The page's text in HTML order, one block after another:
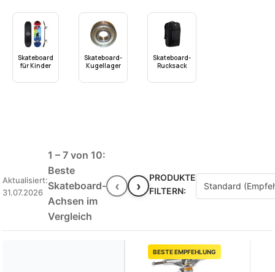
Skateboard
für Kinder
Skateboard-
Kugellager
Skateboard-
Rucksack
Aktualisiert:
31.07.2026
1 – 7 von 10:
Beste
Skateboard-
Achsen im
Vergleich
‹ ›
PRODUKTE
FILTERN:
BESTE EMPFEHLUNG